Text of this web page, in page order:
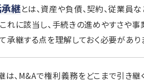
継とは、資産や負債、契約、従業員
れに該当し、手続きの進めやすさや
承継する点を理解しておく必要があり
は、M&Aで権利義務をどこまで引き継